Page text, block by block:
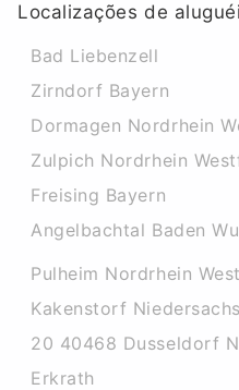
Localizações de
Bad Liebenzell
Zirndorf Bayern
Dormagen Nordrhein
Zulpich Nordrhein
Freising Bayern
Angelbachtal Baden
Pulheim Nordrhein
Kakenstorf
20 40468 Dusseldorf
Erkrath